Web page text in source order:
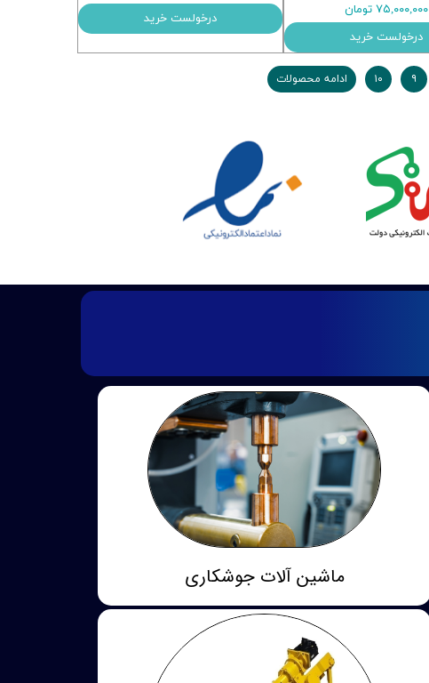
۷۵,۰۰۰,۰۰۰ تومان
درخولست خرید
درخولست خرید
۹ ۱۰ ادامه محصولات
ماشین آلات جوشکاری